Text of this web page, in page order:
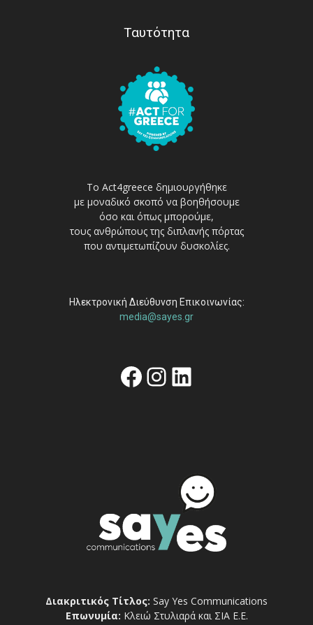
Ταυτότητα
Το Act4greece δημιουργήθηκε
με μοναδικό σκοπό να βοηθήσουμε
όσο και όπως μπορούμε,
τους ανθρώπους της διπλανής πόρτας
που αντιμετωπίζουν δυσκολίες.
Ηλεκτρονική Διεύθυνση Επικοινωνίας:
media@sayes.gr
Facebook
Instagram
Linkedin
Διακριτικός Τίτλος: Say Yes Communications
Επωνυμία: Κλειώ Στυλιαρά και ΣΙΑ Ε.Ε.